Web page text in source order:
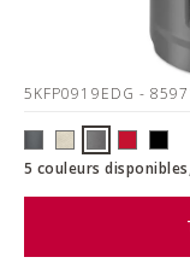
5KFP0919EDG -
5 couleurs